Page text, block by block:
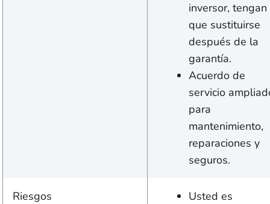
inversor, tengan
que sustituirse
después de la
garantía.
Acuerdo de
servicio
para
mantenimiento,
reparaciones y
seguros.
Riesgos
Usted es